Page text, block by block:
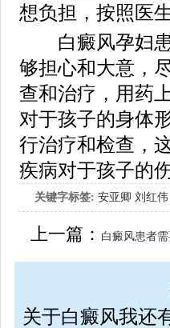
想负担，按照医
白癜风孕妇患
够担心和大意，
查和治疗，用药
对于孩子的身体
行治疗和检查，
疾病对于孩子的伤
关键字标签: 安亚卿 刘红伟
女生应该如何治疗呢
上一篇： 白癜风患者
关于白癜风我还